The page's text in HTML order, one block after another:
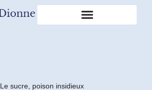
Le sucre, poison insidieux